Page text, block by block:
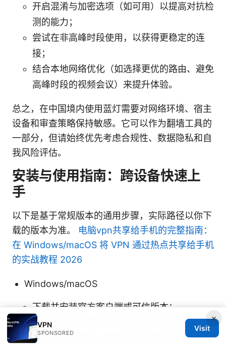
开启混淆与加密选项（如可用）以提高对抗检
测的能力；
尝试在非高峰时段使用，以获得更稳定的连
接；
结合本地网络优化（如选择更优的路由、避免
高峰时段的视频会议）来提升体验。
总之，在中国境内使用蓝灯需要对网络环境、宿主
设备和审查策略保持敏感。它可以作为翻墙工具的
一部分，但请始终优先考虑合规性、数据隐私和自
我风险评估。
安装与使用指南：跨设备快速上
手
以下是基于常规版本的通用步骤，实际路径以你下
载的版本为准。 电脑vpn共享给手机的完整指南：
在 Windows/macOS 将 VPN 通过热点共享给手机
的实战教程 2026
Windows/macOS
下载并安装官方客户端或可信版本；
启动后选择合适的节点或让软件自动连接；
确认连接状态为“已连接”后即可浏览被屏蔽的
×
VPN
SPONSORED
Visit